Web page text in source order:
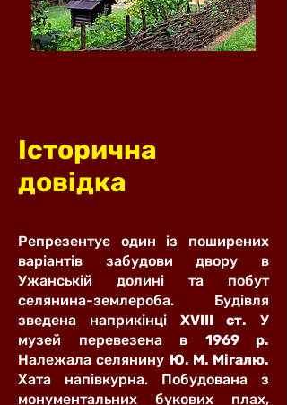
Історична
довідка
Репрезентує один із поширених
варіантів забудови двору в
Ужанській долині та побут
селянина-землероба. Будівля
зведена наприкінці ХVІІІ ст. У
музей перевезена в 1969 р.
Належала селянину Ю. М. Мігалю.
Хата напівкурна. Побудована з
монументальних букових плах,